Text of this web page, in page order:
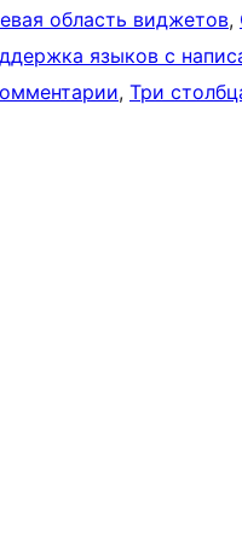
область виджетов,
языков с
, Три